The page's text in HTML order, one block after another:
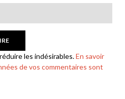
les indésirables.En savoir
de vos commentaires sont